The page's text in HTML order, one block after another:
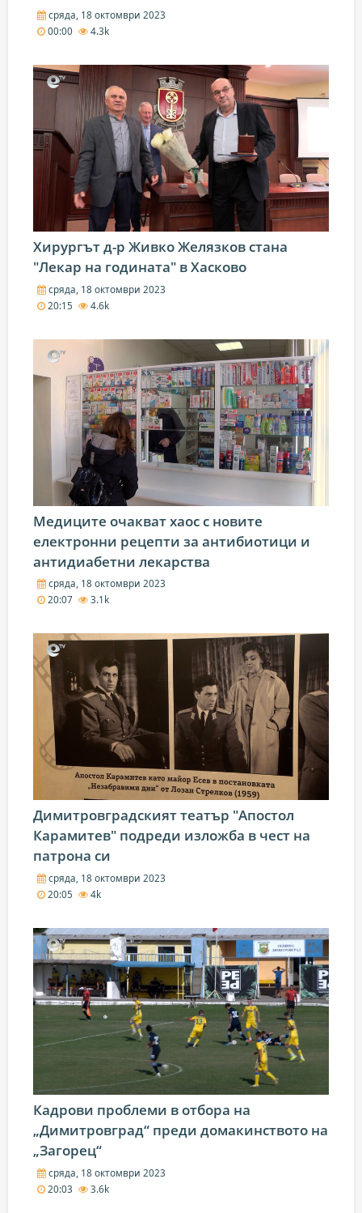
сряда, 18 октомври 2023
00:00
4.3k
Хирургът д-р Живко Желязков стана
"Лекар на годината" в Хасково
сряда, 18 октомври 2023
20:15
4.6k
Медиците очакват хаос с новите
електронни рецепти за антибиотици и
антидиабетни лекарства
сряда, 18 октомври 2023
20:07
3.1k
Димитровградският театър "Апостол
Карамитев" подреди изложба в чест на
патрона си
сряда, 18 октомври 2023
20:05
4k
Кадрови проблеми в отбора на
„Димитровград“ преди домакинството на
„Загорец“
сряда, 18 октомври 2023
20:03
3.6k